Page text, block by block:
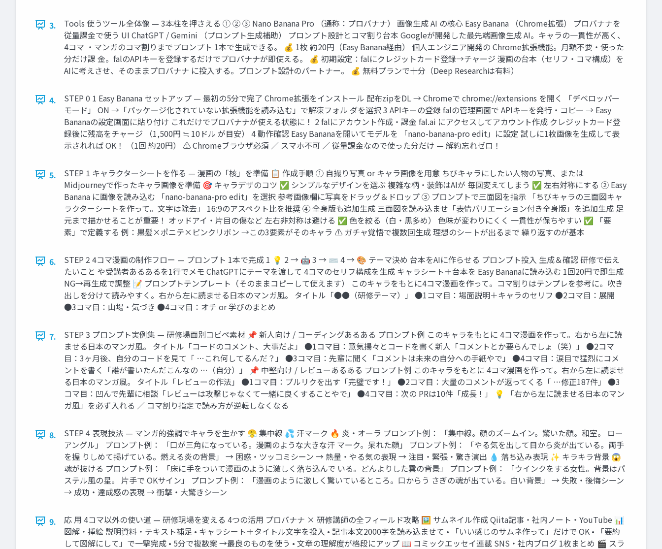
3.
Tools 使うツール全体像 — 3本柱を押さえる ① ② ③ Nano Banana Pro （通称：プロバナナ） 画像生成 AI の核心 Easy Banana （Chrome拡張） プロバナナを
従量課金で使う UI ChatGPT / Gemini （プロンプト生成補助） プロンプト設計とコマ割り台本 Googleが開発した最先端画像生成 AI。キャラの一貫性が高く、
4コマ ・マンガのコマ割りまでプロンプト 1本で生成できる。 💰 1枚 約20円（Easy Banana経由） 個人エンジニア開発の Chrome拡張機能。月額不要・使った
分だけ課 金。falのAPIキーを登録するだけでプロバナナが即使える。 💰 初期設定：falにクレジットカード登録→チャージ 漫画の台本（セリフ・コマ構成）を
AIに考えさせ、そのままプロバナナ に投入する。プロンプト設計のパートナー。 💰 無料プランで十分（Deep Researchは有料）
4.
STEP 0 1 Easy Banana セットアップ — 最初の5分で完了 Chrome拡張をインストール 配布zipをDL → Chromeで chrome://extensions を開く 「デベロッパー
モード」 ON →「パッケージ化されていない拡張機能を読み込む」で解凍フォル ダを選択 3 APIキーの登録 falの管理画面で APIキーを発行・コピー → Easy
Bananaの設定画面に貼り付け これだけでプロバナナが使える状態に！ 2 falにアカウント作成・課金 fal.ai にアクセスしてアカウント作成 クレジットカード登
録後に残高をチャージ （1,500円 ≒ 10ドル が目安） 4 動作確認 Easy Bananaを開いてモデルを 「nano-banana-pro edit」に設定 試しに1枚画像を生成して表
示されれば OK！ （1回 約20円） ⚠ Chromeブラウザ必須 ／ スマホ不可 ／ 従量課金なので使った分だけ — 解約忘れゼロ！
5.
STEP 1 キャラクターシートを作る — 漫画の「核」を準備 📋 作成手順 ① 自撮り写真 or キャラ画像を用意 ちびキャラにしたい人物の写真、または
Midjourneyで作ったキャラ画像を準備 🎯 キャラデザのコツ ✅ シンプルなデザインを選ぶ 複雑な柄・装飾はAIが 毎回変えてしまう ✅ 左右対称にする ② Easy
Banana に画像を読み込む 「nano-banana-pro edit」を選択 参考画像欄に写真をドラッグ＆ドロップ ③ プロンプトで三面図を指示 「ちびキャラの三面図キャ
ラクターシートを作って。文字は除去」 16:9のアスペクト比を推奨 ④ 全身版も追加生成 三面図を読み込ませ「表情バリエーション付き全身版」を追加生成 足
元まで描かせることが重要！ オッドアイ・片目の傷など 左右非対称は避ける ✅ 色を絞る（白・黒多め） 色味が変わりにくく 一貫性が保ちやすい ✅ 「要
素」で定義する 例：黒髪×ポニテ×ピンクリボン →この3要素がそのキャラ ⚠ ガチャ覚悟で複数回生成 理想のシートが出るまで 繰り返すのが基本
6.
STEP 2 4コマ漫画の制作フロー — プロンプト 1本で完成 1 💡 2 → 🤖 3 → ⌨ 4 → 🎨 テーマ決め 台本をAIに作らせる プロンプト投入 生成＆確認 研修で伝え
たいこと や受講者あるあるを1行でメモ ChatGPTにテーマを渡して 4コマのセリフ構成を生成 キャラシート＋台本を Easy Bananaに読み込む 1回20円で即生成
NG→再生成で調整 📝 プロンプトテンプレート（そのままコピーして使えます） このキャラをもとに4コマ漫画を作って。コマ割りはテンプレを参考に。吹き
出しを分けて読みやすく。右から左に読ませる日本のマンガ風。 タイトル「●●（研修テーマ）」 ●1コマ目：場面説明＋キャラのセリフ ●2コマ目：展開
●3コマ目：山場・気づき ●4コマ目：オチ or 学びのまとめ
7.
STEP 3 プロンプト実例集 — 研修場面別コピペ素材 📌 新人向け / コーディングあるある プロンプト例 このキャラをもとに 4コマ漫画を作って。右から左に読
ませる日本のマンガ風。 タイトル「コードのコメント、大事だよ」 ●1コマ目：意気揚々とコードを書く新人「コメントとか要らんでしょ（笑）」 ●2コマ
目：3ヶ月後、自分のコードを見て「 …これ何してるんだ？」 ●3コマ目：先輩に聞く「コメントは未来の自分への手紙やで」 ●4コマ目：涙目で猛烈にコメ
ントを書く「誰が書いたんだこんなの …（自分）」 📌 中堅向け / レビューあるある プロンプト例 このキャラをもとに 4コマ漫画を作って。右から左に読ませ
る日本のマンガ風。 タイトル「レビューの作法」 ●1コマ目：プルリクを出す「完璧です！」 ●2コマ目：大量のコメントが返ってくる「 …修正187件」 ●3
コマ目：凹んで先輩に相談「レビューは攻撃じゃなくて一緒に良くすることやで」 ●4コマ目：次の PRは10件「成長！」 💡 「右から左に読ませる日本のマン
ガ風」を必ず入れる ／ コマ割り指定で読み方が逆転しなくなる
8.
STEP 4 表現技法 — マンガ的強調でキャラを生かす 😤 集中線 💦 汗マーク 🔥 炎・オーラ プロンプト例： 「集中線。顔のズームイン。驚いた顔。和室。 ロー
アングル」 プロンプト例： 「口が三角になっている。漫画のような大きな汗 マーク。呆れた顔」 プロンプト例： 「やる気を出して目から炎が出ている。両手
を握 りしめて掲げている。燃える炎の背景」 → 困惑・ツッコミシーン → 熱量・やる気の表現 → 注目・緊張・驚き演出 💧 落ち込み表現 ✨ キラキラ背景 😱
魂が抜ける プロンプト例： 「床に手をついて漫画のように激しく落ち込んで いる。どんよりした雲の背景」 プロンプト例： 「ウインクをする女性。背景はパ
ステル風の星。 片手で OKサイン」 プロンプト例： 「漫画のように激しく驚いているところ。口からう さぎの魂が出ている。白い背景」 → 失敗・後悔シーン
→ 成功・達成感の表現 → 衝撃・大驚きシーン
9.
応 用 4コマ以外の使い道 — 研修現場を変える 4つの活用 プロバナナ × 研修講師の全フィールド攻略 🖼 サムネイル作成 Qiita記事・社内ノート・YouTube 📊
図解・挿絵 説明資料・テキスト補足 • キャラシート＋タイトル文字を投入 • 記事本文2000字を読み込ませて • 「いい感じのサムネ作って」だけで OK • 「要約
して図解にして」で一撃完成 • 5分で複数案 →最良のものを使う • 文章の理解度が格段にアップ 📖 コミックエッセイ連載 SNS・社内ブログ 1枚まとめ 🎬 スラ